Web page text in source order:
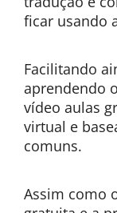
ficar usando
Facilitando
aprendendo
vídeo aulas
virtual e
comuns.
Assim como